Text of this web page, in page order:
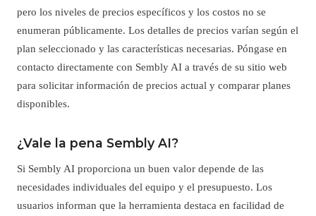
pero los niveles de precios específicos y los costos no se
enumeran públicamente. Los detalles de precios varían según el
plan seleccionado y las características necesarias. Póngase en
contacto directamente con Sembly AI a través de su sitio web
para solicitar información de precios actual y comparar planes
disponibles.
¿Vale la pena Sembly AI?
Si Sembly AI proporciona un buen valor depende de las
necesidades individuales del equipo y el presupuesto. Los
usuarios informan que la herramienta destaca en facilidad de